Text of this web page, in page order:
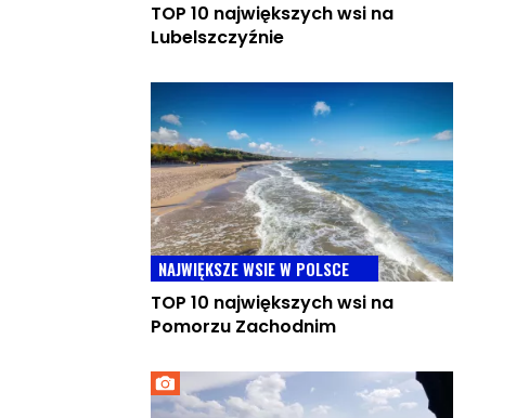
TOP 10 największych wsi na
Lubelszczyźnie
NAJWIĘKSZE WSIE W POLSCE
TOP 10 największych wsi na
Pomorzu Zachodnim